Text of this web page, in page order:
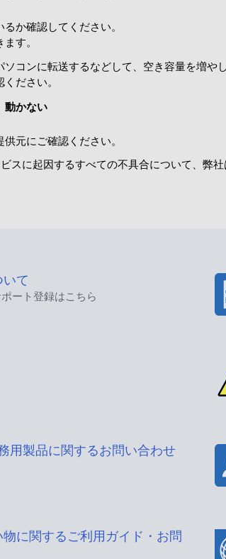
か確認してください。
す。
コンに転送するなどして、空き容量を増やし
ださい。
動かない
元にご確認ください。
スに起因するすべての不具合について、弊
て
ート登録はこちら
用製品に関するお問い合わせ
に関するご利用ガイド・お問